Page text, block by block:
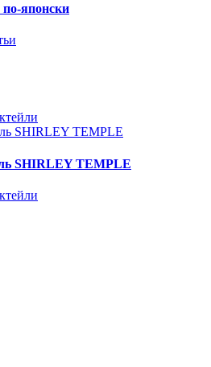
японски
SHIRLEY TEMPLE